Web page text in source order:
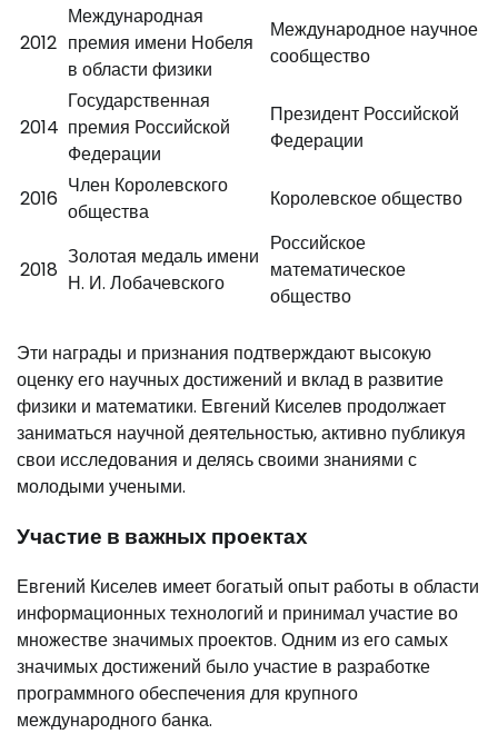
2012
Международная
премия имени Нобеля
в области физики
Международное научное
сообщество
2014
Государственная
премия Российской
Федерации
Президент Российской
Федерации
2016
Член Королевского
общества
Королевское общество
2018
Золотая медаль имени
Н. И. Лобачевского
Российское
математическое
общество
Эти награды и признания подтверждают высокую
оценку его научных достижений и вклад в развитие
физики и математики. Евгений Киселев продолжает
заниматься научной деятельностью, активно публикуя
свои исследования и делясь своими знаниями с
молодыми учеными.
Участие в важных проектах
Евгений Киселев имеет богатый опыт работы в области
информационных технологий и принимал участие во
множестве значимых проектов. Одним из его самых
значимых достижений было участие в разработке
программного обеспечения для крупного
международного банка.